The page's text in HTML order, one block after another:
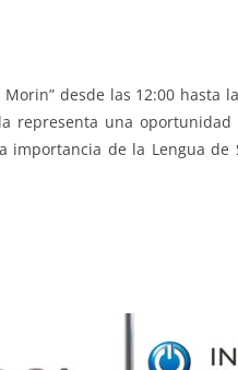
desde las 12:00 hasta
representa una oportunidad
de la Lengua de